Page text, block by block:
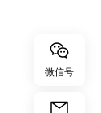
微信号